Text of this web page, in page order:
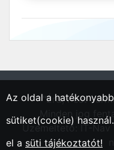
"Érd, Pest
Minden jog
Üzemeltető: IT-
Az oldal a
sütiket(cookie)
el a süti tájékoztatót!